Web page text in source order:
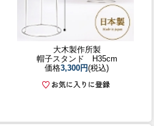
大木製作所製
帽子スタンド H35cm
価格3,300円(税込)